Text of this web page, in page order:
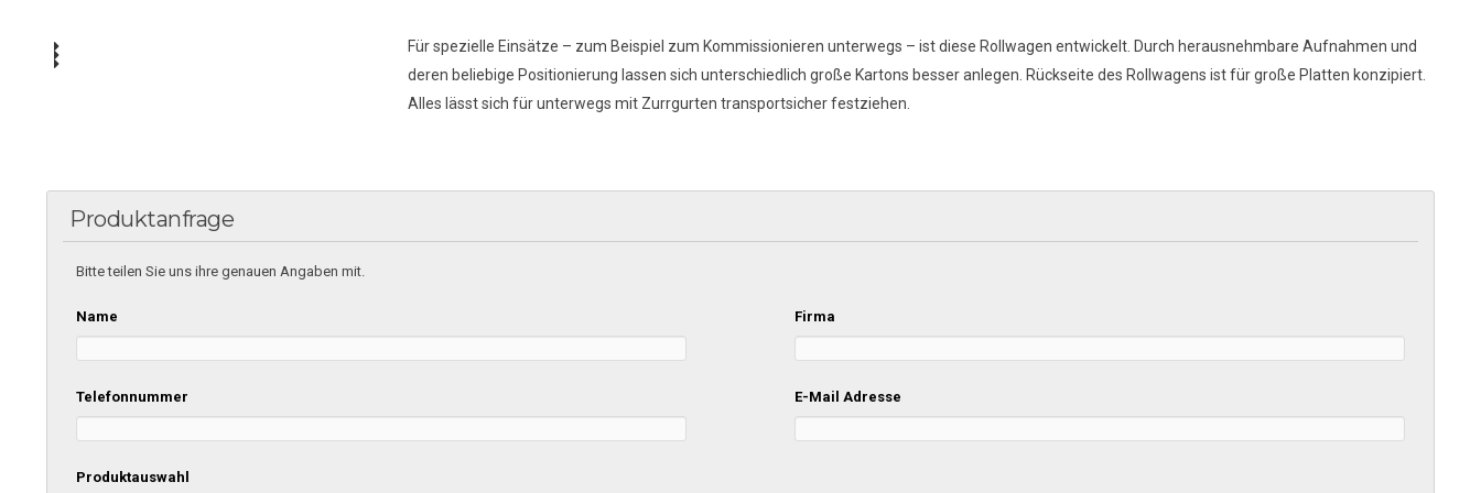
Für spezielle Einsätze – zum Beispiel zum Kommissionieren unterwegs – ist diese Rollwagen entwickelt. Durch herausnehmbare Aufnahmen und
deren beliebige Positionierung lassen sich unterschiedlich große Kartons besser anlegen. Rückseite des Rollwagens ist für große Platten konzipiert.
Alles lässt sich für unterwegs mit Zurrgurten transportsicher festziehen.
Produktanfrage
Bitte teilen Sie uns ihre genauen Angaben mit.
Name Firma
Telefonnummer E-Mail Adresse
Produktauswahl